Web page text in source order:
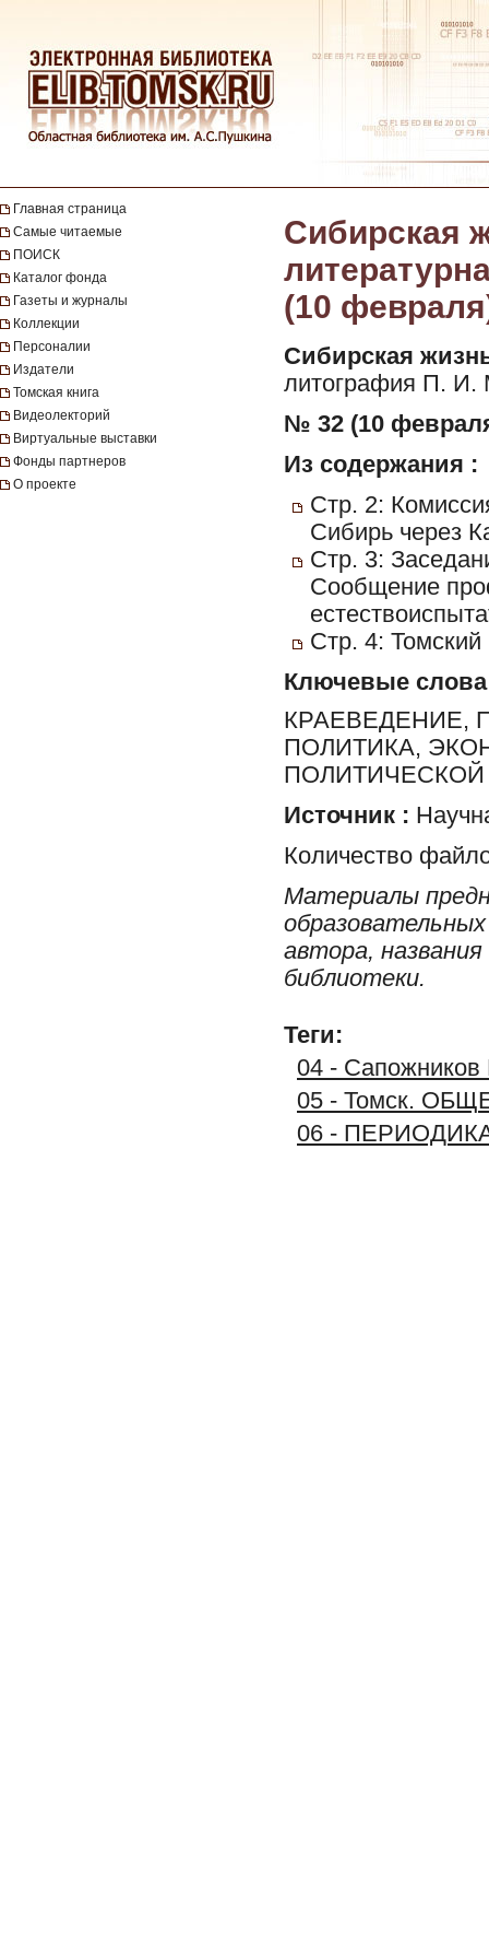
Главная страница
Самые читаемые
ПОИСК
Каталог фонда
Газеты и журналы
Коллекции
Персоналии
Издатели
Томская книга
Видеолекторий
Виртуальные выставки
Фонды партнеров
О проекте
Сибирская
(10
Сибирская
литография П. И.
№ 32 (10
Из содержания :
Стр. 2:
Сибирь через
Стр. 3:
Сообщение
Стр. 4: Томский
Ключевые слова
КРАЕВЕДЕНИЕ,
ПОЛИТИКА,
Источник :
Количество
Материалы
автора,
библиотеки.
Теги:
04 - Сапожников
05 - Томск.
06 -